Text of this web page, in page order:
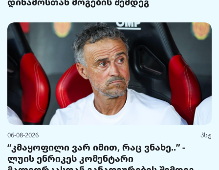
06-08-2026 პსჟ
“კმაყოფილი ვარ იმით, რაც ვნახე..” -
ლუის ენრიკეს კომენტარი